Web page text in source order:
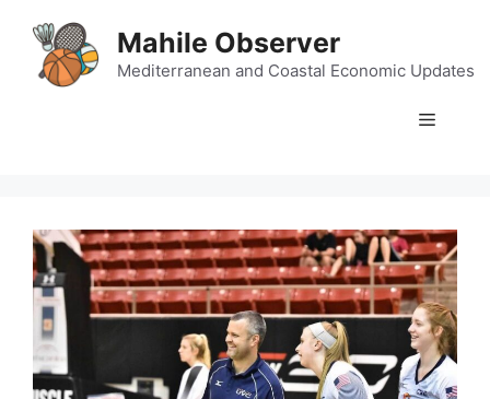
content
Mahile Observer
Mediterranean and Coastal Economic Updates
Menu